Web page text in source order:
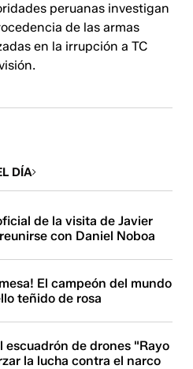
peruanas investigan
de las armas
en la irrupción a TC
DÍA
de la visita de Javier
con Daniel Noboa
El campeón del mundo
teñido de rosa
escuadrón de drones "Rayo
la lucha contra el narco